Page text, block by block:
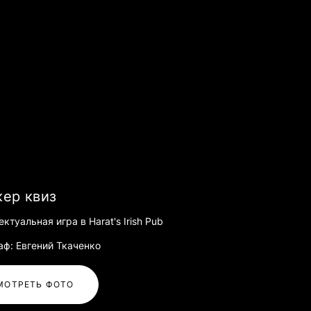
квиз
игра в Harat's Irish Pub
Евгений Ткаченко
ФОТО